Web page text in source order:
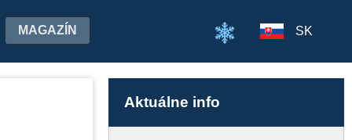
MAGAZÍN SK
Aktuálne info